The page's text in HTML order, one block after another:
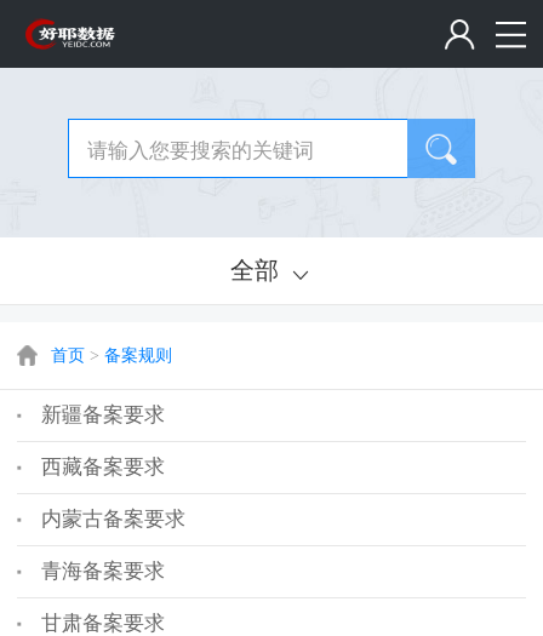
全部
首页 > 备案规则
新疆备案要求
西藏备案要求
内蒙古备案要求
青海备案要求
甘肃备案要求